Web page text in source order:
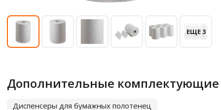
ЕЩЕ 3
Дополнительные комплектующие
Диспенсеры для бумажных полотенец